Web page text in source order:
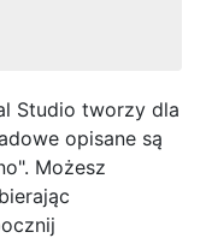
Studio tworzy dla
opisane są
Możesz